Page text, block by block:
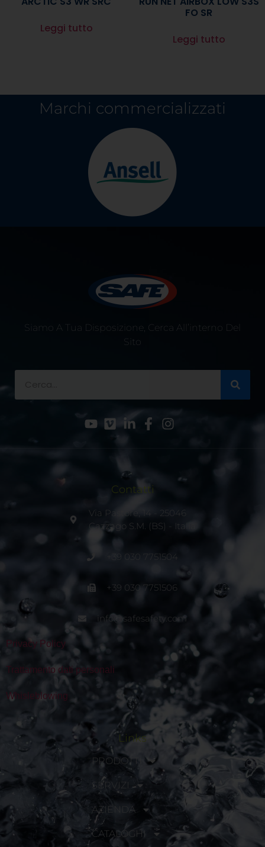
Leggi tutto
FO SR
Leggi tutto
Marchi commercializzati
Siamo A Tua Disposizione, Cerca All’interno Del
Sito
Contatti
Via Pastore, 14 - 25046
Cazzago S.M. (BS) - Italia
+39 030 7751504
+39 030 7751506
info@safesafety.com
Privacy Policy
Trattamento dati personali
Whisleblowing
Links
PRODOTTI
SERVIZI
AZIENDA
CATALOGHI